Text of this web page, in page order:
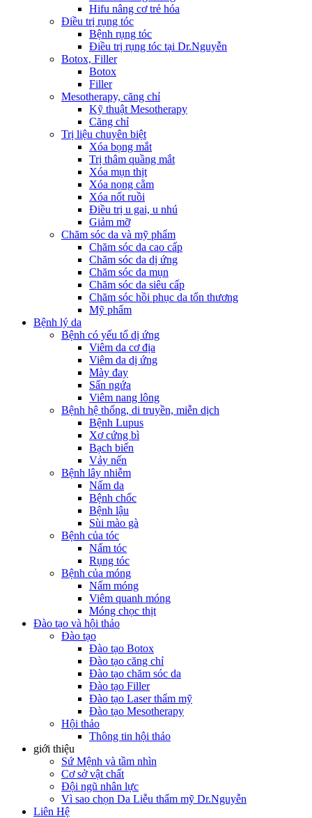
Hifu nâng cơ trẻ hóa
Điều trị rụng tóc
Bệnh rụng tóc
Điều trị rụng tóc tại Dr.Nguyễn
Botox, Filler
Botox
Filler
Mesotherapy, căng chỉ
Kỹ thuật Mesotherapy
Căng chỉ
Trị liệu chuyên biệt
Xóa bọng mắt
Trị thâm quầng mắt
Xóa mụn thịt
Xóa nọng cằm
Xóa nốt ruồi
Điều trị u gai, u nhú
Giảm mỡ
Chăm sóc da và mỹ phẩm
Chăm sóc da cao cấp
Chăm sóc da dị ứng
Chăm sóc da mụn
Chăm sóc da siêu cấp
Chăm sóc hồi phục da tổn thương
Mỹ phẩm
Bệnh lý da
Bệnh có yếu tố dị ứng
Viêm da cơ địa
Viêm da dị ứng
Mày đay
Sẩn ngứa
Viêm nang lông
Bệnh hệ thống, di truyền, miễn dịch
Bệnh Lupus
Xơ cứng bì
Bạch biến
Vảy nến
Bệnh lây nhiễm
Nấm da
Bệnh chốc
Bệnh lậu
Sùi mào gà
Bệnh của tóc
Nấm tóc
Rụng tóc
Bệnh của móng
Nấm móng
Viêm quanh móng
Móng chọc thịt
Đào tạo và hội thảo
Đào tạo
Đào tạo Botox
Đào tạo căng chỉ
Đào tạo chăm sóc da
Đào tạo Filler
Đào tạo Laser thẩm mỹ
Đào tạo Mesotherapy
Hội thảo
Thông tin hội thảo
giới thiệu
Sứ Mệnh và tầm nhìn
Cơ sở vật chất
Đội ngũ nhân lực
Vì sao chọn Da Liễu thẩm mỹ Dr.Nguyễn
Liên Hệ